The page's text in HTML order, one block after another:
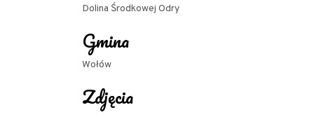
Dolina Środkowej Odry
Gmina
Wołów
Zdjęcia